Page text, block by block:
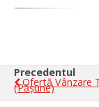
Precedentul
Ofertă Vânzare
(pășune)